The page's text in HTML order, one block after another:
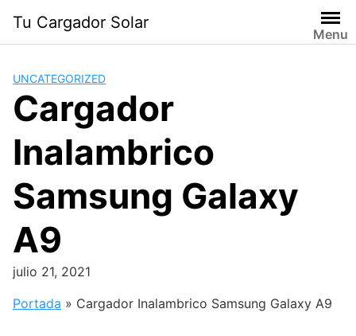
contenido
Tu Cargador Solar
Menu
UNCATEGORIZED
Cargador
Inalambrico
Samsung Galaxy
A9
julio 21, 2021
Portada » Cargador Inalambrico Samsung Galaxy A9